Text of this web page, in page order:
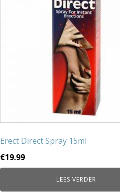
Erect Direct Spray 15ml
€19.99
LEES VERDER